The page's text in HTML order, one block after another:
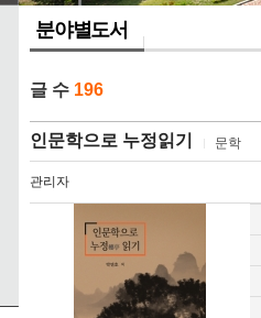
분야별도서
글 수 196
인문학으로 누정읽기 문학
관리자